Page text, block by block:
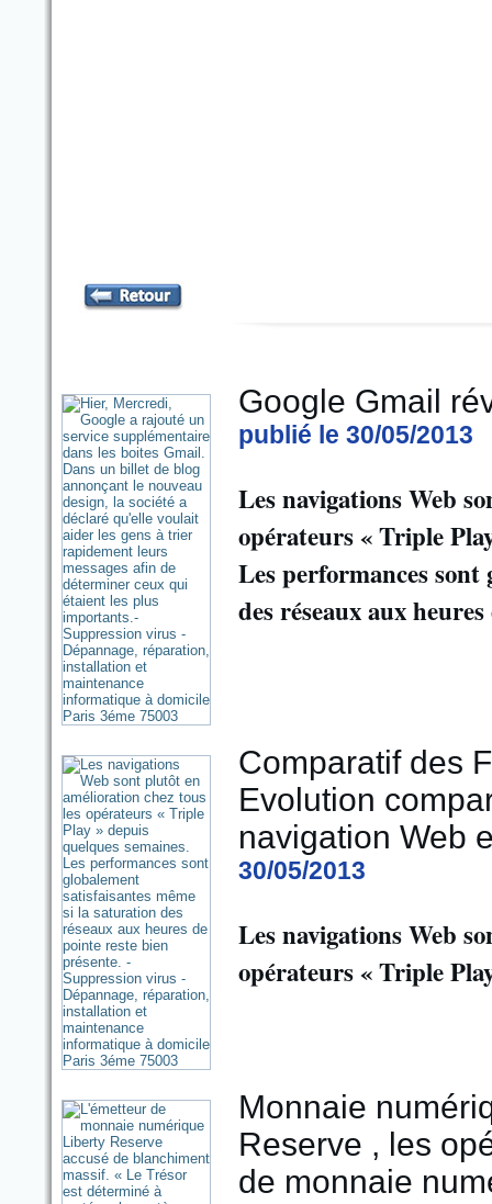
Google Gmail
publié le 30/05/2013
Les navigations Web
opérateurs « Triple
Les performances
des réseaux aux
Comparatif des
Evolution
navigation Web
30/05/2013
Les navigations Web
opérateurs « Triple
Monnaie
Reserve , les
de monnaie